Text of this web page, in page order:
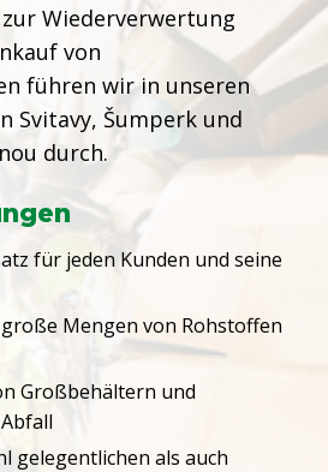
Wiederverwertung
von
führen wir in unseren
Svitavy, Šumperk und
durch.
für jeden Kunden und seine
Mengen von Rohstoffen
Großbehältern und
gelegentlichen als auch